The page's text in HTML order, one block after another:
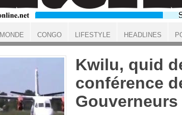
Kwilu, quid
conférence
Gouverneurs
MONDE CONGO LIFESTYLE HEADLINES